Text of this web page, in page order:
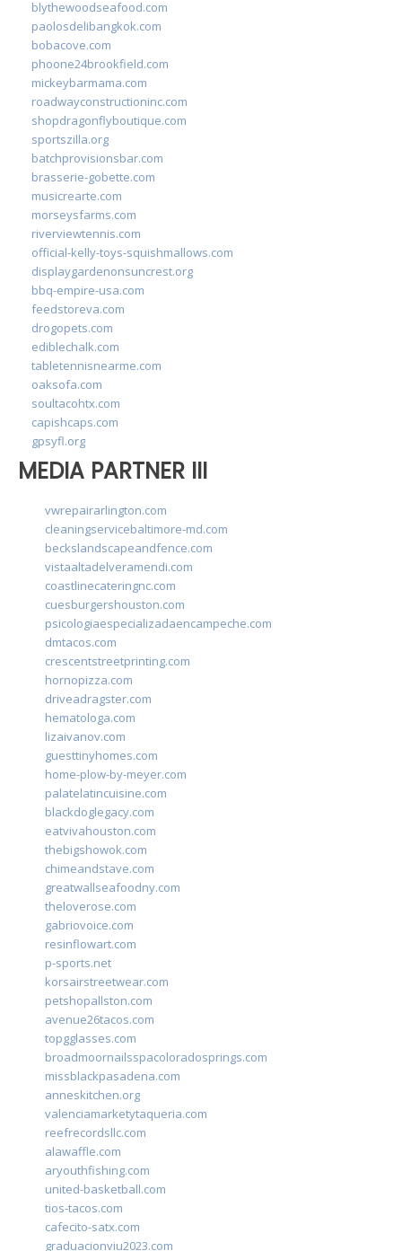
blythewoodseafood.com
paolosdelibangkok.com
bobacove.com
phoone24brookfield.com
mickeybarmama.com
roadwayconstructioninc.com
shopdragonflyboutique.com
sportszilla.org
batchprovisionsbar.com
brasserie-gobette.com
musicrearte.com
morseysfarms.com
riverviewtennis.com
official-kelly-toys-squishmallows.com
displaygardenonsuncrest.org
bbq-empire-usa.com
feedstoreva.com
drogopets.com
ediblechalk.com
tabletennisnearme.com
oaksofa.com
soultacohtx.com
capishcaps.com
gpsyfl.org
MEDIA PARTNER III
vwrepairarlington.com
cleaningservicebaltimore-md.com
beckslandscapeandfence.com
vistaaltadelveramendi.com
coastlinecateringnc.com
cuesburgershouston.com
psicologiaespecializadaencampeche.com
dmtacos.com
crescentstreetprinting.com
hornopizza.com
driveadragster.com
hematologa.com
lizaivanov.com
guesttinyhomes.com
home-plow-by-meyer.com
palatelatincuisine.com
blackdoglegacy.com
eatvivahouston.com
thebigshowok.com
chimeandstave.com
greatwallseafoodny.com
theloverose.com
gabriovoice.com
resinflowart.com
p-sports.net
korsairstreetwear.com
petshopallston.com
avenue26tacos.com
topgglasses.com
broadmoornailsspacoloradosprings.com
missblackpasadena.com
anneskitchen.org
valenciamarketytaqueria.com
reefrecordsllc.com
alawaffle.com
aryouthfishing.com
united-basketball.com
tios-tacos.com
cafecito-satx.com
graduacionviu2023.com